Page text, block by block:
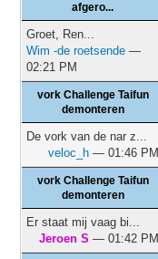
afgero...
Groet, Ren...
Wim -de roetsende —
02:21 PM
vork Challenge Taifun
demonteren
De vork van de nar z...
veloc_h — 01:46 PM
vork Challenge Taifun
demonteren
Er staat mij vaag bi...
Jeroen S — 01:42 PM